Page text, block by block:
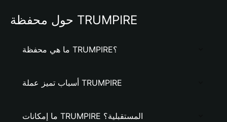
حول محفظة TRUMPIRE
ما هي محفظة TRUMPIRE؟
أسباب تميز عملة TRUMPIRE
ما إمكانات TRUMPIRE المستقبلية؟